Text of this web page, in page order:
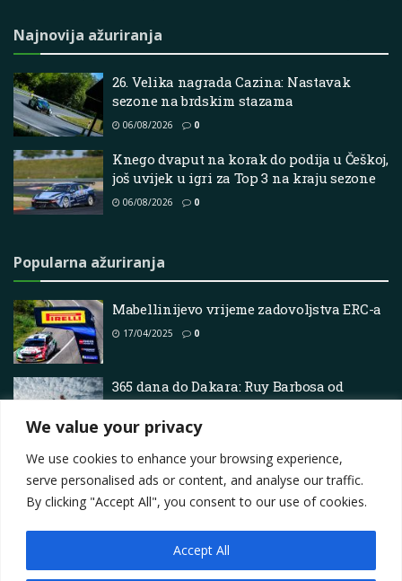
We value your privacy
We use cookies to enhance your browsing experience,
serve personalised ads or content, and analyse our traffic.
By clicking "Accept All", you consent to our use of cookies.
Accept All
Najnovija ažuriranja
26. Velika nagrada Cazina: Nastavak
sezone na brdskim stazama
06/08/2026 0
Knego dvaput na korak do podija u Češkoj,
još uvijek u igri za Top 3 na kraju sezone
06/08/2026 0
Popularna ažuriranja
Mabellinijevo vrijeme zadovoljstva ERC-a
17/04/2025 0
365 dana do Dakara: Ruy Barbosa od
Endurogp-a do GNCC-a te sada problemi s
mitingom
Contact
Privacy Policy
Terms Marketing i oglašavanje